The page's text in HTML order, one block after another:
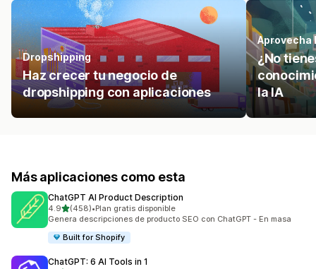
Dropshipping
Haz crecer tu negocio de
dropshipping con aplicaciones
Aprovecha
¿No
la IA
Más aplicaciones como esta
ChatGPT AI Product Description
4.9de 5 estrellas
(458)
458 reseñas en total
•Plan gratis disponible
Genera descripciones de producto SEO con ChatGPT - En masa
Built for Shopify
ChatGPT: 6 AI Tools in 1